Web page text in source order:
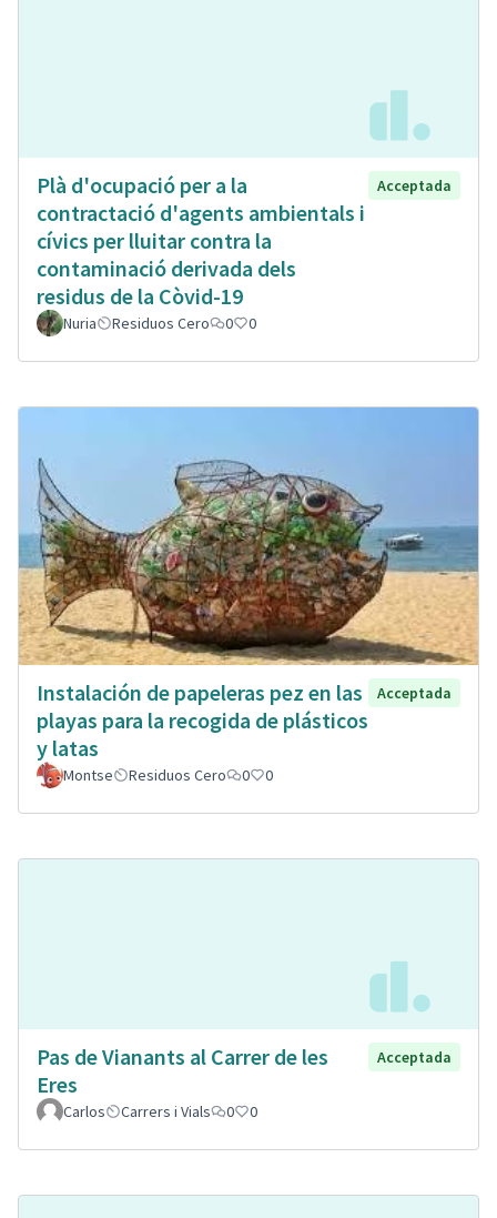
Plà d'ocupació per a la
contractació d'agents ambientals i
cívics per lluitar contra la
contaminació derivada dels
residus de la Còvid-19
Acceptada
Nuria Residuos Cero 0 0
Instalación de papeleras pez en las
playas para la recogida de plásticos
y latas
Acceptada
Montse Residuos Cero 0 0
Pas de Vianants al Carrer de les
Eres
Acceptada
Carlos Carrers i Vials 0 0